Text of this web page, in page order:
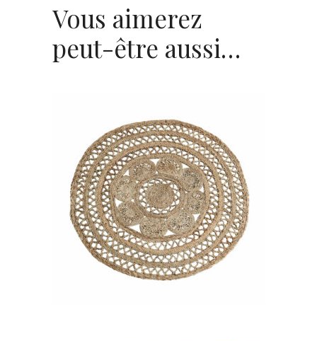
Vous aimerez
peut-être aussi…
Tapis rond en jute Polin
12,00€